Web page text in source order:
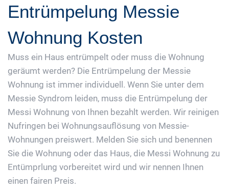
Entrümpelung Messie
Wohnung Kosten
Muss ein Haus entrümpelt oder muss die Wohnung
geräumt werden? Die Entrümpelung der Messie
Wohnung ist immer individuell. Wenn Sie unter dem
Messie Syndrom leiden, muss die Entrümpelung der
Messi Wohnung von Ihnen bezahlt werden. Wir reinigen
Nufringen bei Wohnungsauflösung von Messie-
Wohnungen preiswert. Melden Sie sich und benennen
Sie die Wohnung oder das Haus, die Messi Wohnung zu
Entümprlung vorbereitet wird und wir nennen Ihnen
einen fairen Preis.